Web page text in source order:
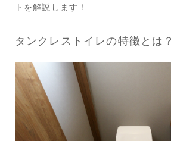
トを解説します！
タンクレストイレの特徴とは？